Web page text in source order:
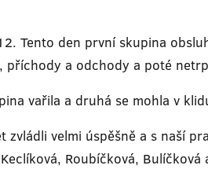
Tento den první skupina
příchody a odchody a poté
vařila a druhá se mohla v
velmi úspěšně a s naší
Roubíčková,